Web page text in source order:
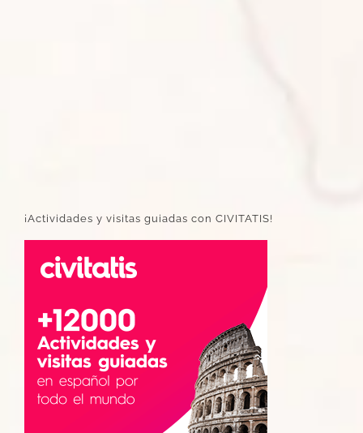
¡Actividades y visitas guiadas con CIVITATIS!